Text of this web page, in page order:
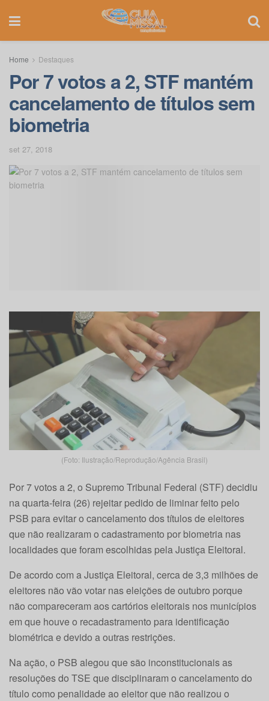
Home Destaques
Por 7 votos a 2, STF mantém
cancelamento de títulos sem
biometria
set 27, 2018
(Foto: Ilustração/Reprodução/Agência Brasil)
Por 7 votos a 2, o Supremo Tribunal Federal (STF) decidiu
na quarta-feira (26) rejeitar pedido de liminar feito pelo
PSB para evitar o cancelamento dos títulos de eleitores
que não realizaram o cadastramento por biometria nas
localidades que foram escolhidas pela Justiça Eleitoral.
De acordo com a Justiça Eleitoral, cerca de 3,3 milhões de
eleitores não vão votar nas eleições de outubro porque
não compareceram aos cartórios eleitorais nos municípios
em que houve o recadastramento para identificação
biométrica e devido a outras restrições.
Na ação, o PSB alegou que são inconstitucionais as
resoluções do TSE que disciplinaram o cancelamento do
título como penalidade ao eleitor que não realizou o